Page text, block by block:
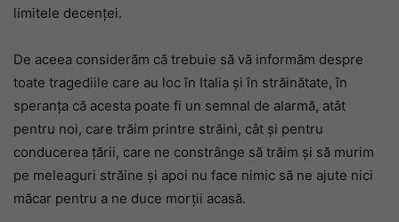
limitele decenței.
De aceea considerăm că trebuie să vă informăm despre
toate tragediile care au loc în Italia și în străinătate, în
speranța că acesta poate fi un semnal de alarmă, atât
pentru noi, care trăim printre străini, cât și pentru
conducerea țării, care ne constrânge să trăim și să murim
pe meleaguri străine și apoi nu face nimic să ne ajute nici
măcar pentru a ne duce morții acasă.